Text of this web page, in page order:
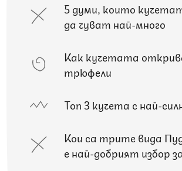
5 думи, които
да чуват най-много
Как кучетата
трюфели
Топ 3 кучета с най-
Кои са трите вида
е най-добрият избор